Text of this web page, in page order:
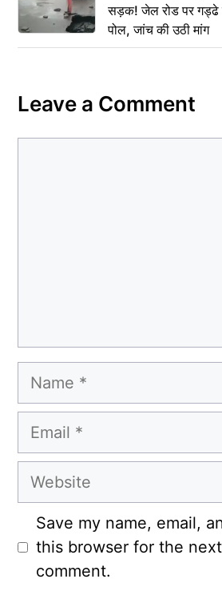
सड़क! जेल रोड पर गड्ढे ने
पोल, जांच की उठी मांग
Leave a Comment
Name
Email
Website
Save my name, email,
this browser for the
comment.